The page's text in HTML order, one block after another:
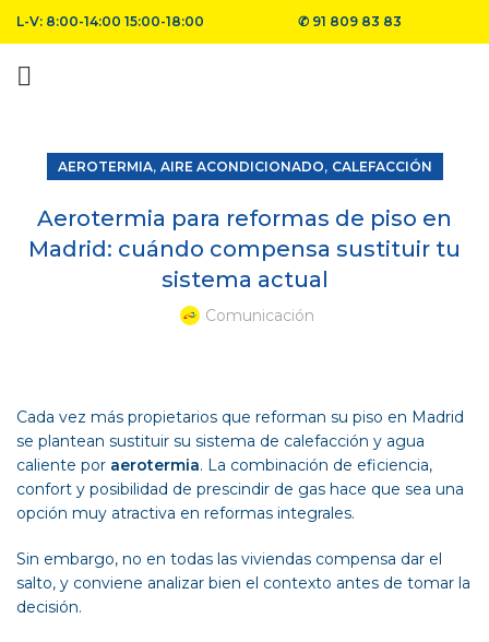
L-V: 8:00-14:00 15:00-18:00 ✆91 809 83 83
AEROTERMIA, AIRE ACONDICIONADO, CALEFACCIÓN
Aerotermia para reformas de piso en
Madrid: cuándo compensa sustituir tu
sistema actual
Comunicación
Cada vez más propietarios que reforman su piso en Madrid
se plantean sustituir su sistema de calefacción y agua
caliente por aerotermia. La combinación de eficiencia,
confort y posibilidad de prescindir de gas hace que sea una
opción muy atractiva en reformas integrales.
Sin embargo, no en todas las viviendas compensa dar el
salto, y conviene analizar bien el contexto antes de tomar la
decisión.